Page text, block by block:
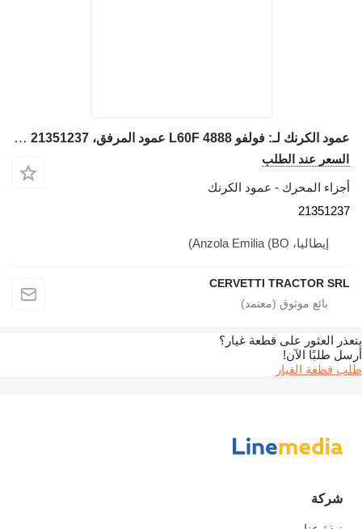
عمود الكرنك لـ: فولفو L60F 4888 عمود المرفق، 21351237 لـ جرافة ذات عجلات Volvo L60F 4888, L60F
السعر عند الطلب
أجزاء المحرك - عمود الكرنك
21351237
إيطاليا، Anzola Emilia (BO)
CERVETTI TRACTOR SRL
يتعذر العثور على قطعة غيار؟
أرسل طلبًا الآن!
طلب قطعة الغيار
شركة